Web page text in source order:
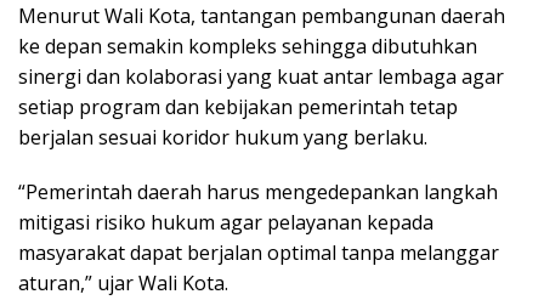
Menurut Wali Kota, tantangan pembangunan daerah
ke depan semakin kompleks sehingga dibutuhkan
sinergi dan kolaborasi yang kuat antar lembaga agar
setiap program dan kebijakan pemerintah tetap
berjalan sesuai koridor hukum yang berlaku.
“Pemerintah daerah harus mengedepankan langkah
mitigasi risiko hukum agar pelayanan kepada
masyarakat dapat berjalan optimal tanpa melanggar
aturan,” ujar Wali Kota.